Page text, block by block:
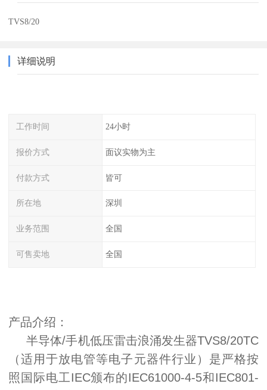
TVS8/20
详细说明
工作时间 24小时
报价方式 面议实物为主
付款方式 皆可
所在地 深圳
业务范围 全国
可售卖地 全国
产品介绍：
半导体/手机低压雷击浪涌发生器TVS8/20TC
（适用于放电管等电子元器件行业）是严格按
照国际电工IEC颁布的IEC61000-4-5和IEC801-